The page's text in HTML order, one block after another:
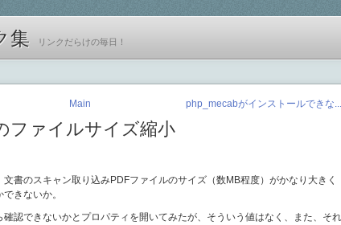
集 リンクだらけの毎日！
Main php_mecabがインストールできな...
ファイルサイズ縮小
書のスキャン取り込みPDFファイルのサイズ（数MB程度）がかなり大きく
きないか。
認できないかとプロパティを開いてみたが、そういう値はなく、また、それ